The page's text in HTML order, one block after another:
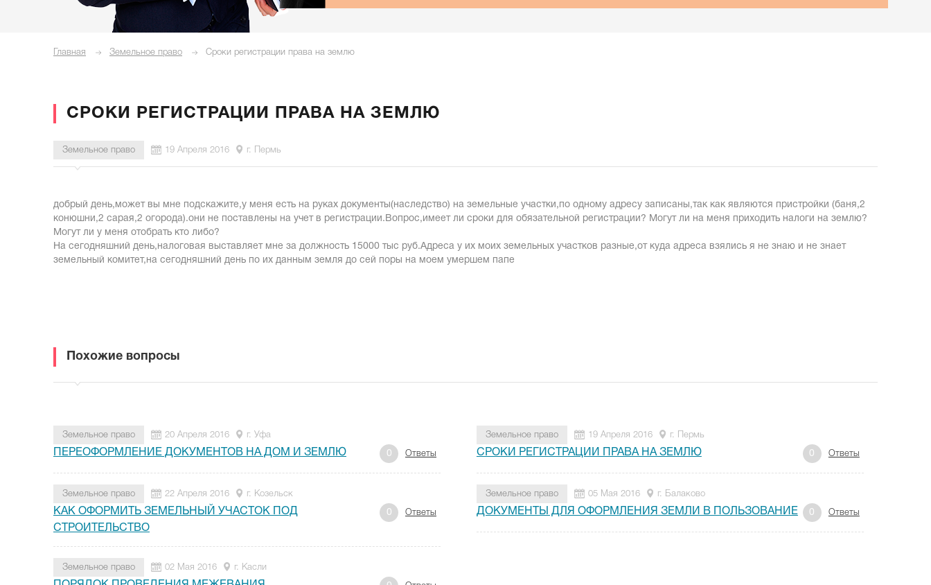
Главная Земельное право Сроки регистрации права на землю
СРОКИ РЕГИСТРАЦИИ ПРАВА НА ЗЕМЛЮ
Земельное право 19 Апреля 2016 г. Пермь
добрый день,может вы мне подскажите,у меня есть на руках документы(наследство) на земельные участки,по одному адресу записаны,так как являются пристройки (баня,2
конюшни,2 сарая,2 огорода).они не поставлены на учет в регистрации.Вопрос,имеет ли сроки для обязательной регистрации? Могут ли на меня приходить налоги на землю?
Могут ли у меня отобрать кто либо?
На сегодняшний день,налоговая выставляет мне за должность 15000 тыс руб.Адреса у их моих земельных участков разные,от куда адреса взялись я не знаю и не знает
земельный комитет,на сегодняшний день по их данным земля до сей поры на моем умершем папе
Похожие вопросы
Земельное право 20 Апреля 2016 г. Уфа
ПЕРЕОФОРМЛЕНИЕ ДОКУМЕНТОВ НА ДОМ И ЗЕМЛЮ 0 Ответы
Земельное право 19 Апреля 2016 г. Пермь
СРОКИ РЕГИСТРАЦИИ ПРАВА НА ЗЕМЛЮ 0 Ответы
Земельное право 22 Апреля 2016 г. Козельск
КАК ОФОРМИТЬ ЗЕМЕЛЬНЫЙ УЧАСТОК ПОД
СТРОИТЕЛЬСТВО
0 Ответы
Земельное право 05 Мая 2016 г. Балаково
ДОКУМЕНТЫ ДЛЯ ОФОРМЛЕНИЯ ЗЕМЛИ В ПОЛЬЗОВАНИЕ 0 Ответы
Земельное право 02 Мая 2016 г. Касли